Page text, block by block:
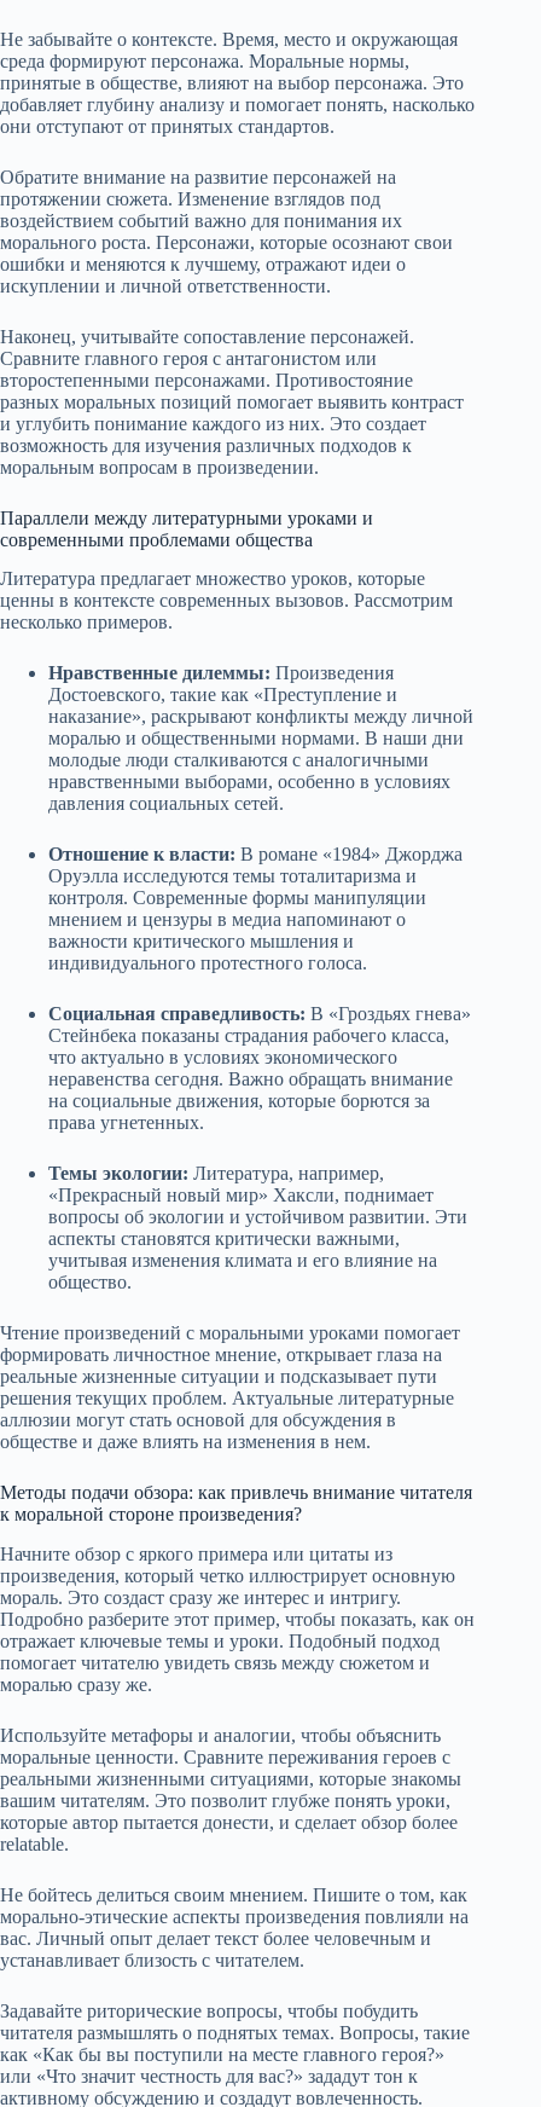
Не забывайте о контексте. Время, место и окружающая
среда формируют персонажа. Моральные нормы,
принятые в обществе, влияют на выбор персонажа. Это
добавляет глубину анализу и помогает понять, насколько
они отступают от принятых стандартов.
Обратите внимание на развитие персонажей на
протяжении сюжета. Изменение взглядов под
воздействием событий важно для понимания их
морального роста. Персонажи, которые осознают свои
ошибки и меняются к лучшему, отражают идеи о
искуплении и личной ответственности.
Наконец, учитывайте сопоставление персонажей.
Сравните главного героя с антагонистом или
второстепенными персонажами. Противостояние
разных моральных позиций помогает выявить контраст
и углубить понимание каждого из них. Это создает
возможность для изучения различных подходов к
моральным вопросам в произведении.
Параллели между литературными уроками и
современными проблемами общества
Литература предлагает множество уроков, которые
ценны в контексте современных вызовов. Рассмотрим
несколько примеров.
Нравственные дилеммы: Произведения
Достоевского, такие как «Преступление и
наказание», раскрывают конфликты между личной
моралью и общественными нормами. В наши дни
молодые люди сталкиваются с аналогичными
нравственными выборами, особенно в условиях
давления социальных сетей.
Отношение к власти: В романе «1984» Джорджа
Оруэлла исследуются темы тоталитаризма и
контроля. Современные формы манипуляции
мнением и цензуры в медиа напоминают о
важности критического мышления и
индивидуального протестного голоса.
Социальная справедливость: В «Гроздьях гнева»
Стейнбека показаны страдания рабочего класса,
что актуально в условиях экономического
неравенства сегодня. Важно обращать внимание
на социальные движения, которые борются за
права угнетенных.
Темы экологии: Литература, например,
«Прекрасный новый мир» Хаксли, поднимает
вопросы об экологии и устойчивом развитии. Эти
аспекты становятся критически важными,
учитывая изменения климата и его влияние на
общество.
Чтение произведений с моральными уроками помогает
формировать личностное мнение, открывает глаза на
реальные жизненные ситуации и подсказывает пути
решения текущих проблем. Актуальные литературные
аллюзии могут стать основой для обсуждения в
обществе и даже влиять на изменения в нем.
Методы подачи обзора: как привлечь внимание читателя
к моральной стороне произведения?
Начните обзор с яркого примера или цитаты из
произведения, который четко иллюстрирует основную
мораль. Это создаст сразу же интерес и интригу.
Подробно разберите этот пример, чтобы показать, как он
отражает ключевые темы и уроки. Подобный подход
помогает читателю увидеть связь между сюжетом и
моралью сразу же.
Используйте метафоры и аналогии, чтобы объяснить
моральные ценности. Сравните переживания героев с
реальными жизненными ситуациями, которые знакомы
вашим читателям. Это позволит глубже понять уроки,
которые автор пытается донести, и сделает обзор более
relatable.
Не бойтесь делиться своим мнением. Пишите о том, как
морально-этические аспекты произведения повлияли на
вас. Личный опыт делает текст более человечным и
устанавливает близость с читателем.
Задавайте риторические вопросы, чтобы побудить
читателя размышлять о поднятых темах. Вопросы, такие
как «Как бы вы поступили на месте главного героя?»
или «Что значит честность для вас?» зададут тон к
активному обсуждению и создадут вовлеченность.